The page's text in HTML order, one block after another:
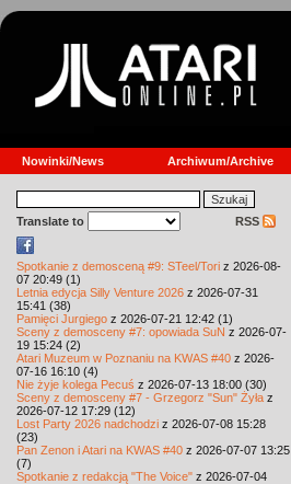
Nowinki/News Archiwum/Archive
Translate to RSS
Spotkanie z demosceną #9: STeel/Tori z 2026-08-
07 20:49 (1)
Letnia edycja Silly Venture 2026 z 2026-07-31
15:41 (38)
Pamięci Jurgiego z 2026-07-21 12:42 (1)
Sceny z demosceny #7: opowiada SuN z 2026-07-
19 15:24 (2)
Atari Muzeum w Poznaniu na KWAS #40 z 2026-
07-16 16:10 (4)
Nie żyje kolega Pecuś z 2026-07-13 18:00 (30)
Sceny z demosceny #7 - Grzegorz "Sun" Żyła z
2026-07-12 17:29 (12)
Lost Party 2026 nadchodzi z 2026-07-08 15:28
(23)
Pan Zenon i Atari na KWAS #40 z 2026-07-07 13:25
(7)
Spotkanie z redakcją "The Voice" z 2026-07-04